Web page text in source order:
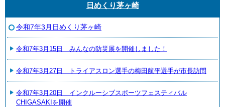
日めくり茅ヶ崎
令和7年3月日めくり茅ヶ崎
令和7年3月15日 みんなの防災展を開催しました！
令和7年3月27日 トライアスロン選手の梅田航平選手が市長訪問
令和7年3月20日 インクルーシブスポーツフェスティバル
CHIGASAKIを開催